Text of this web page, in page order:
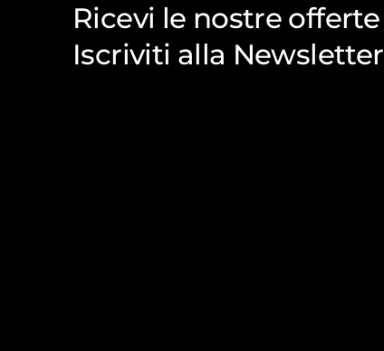
Ricevi le nostre offerte
Iscriviti alla Newsletter